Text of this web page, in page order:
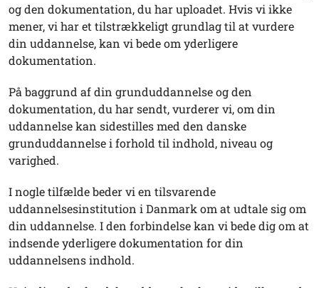
og den dokumentation, du har uploadet. Hvis vi ikke
mener, vi har et tilstrækkeligt grundlag til at vurdere
din uddannelse, kan vi bede om yderligere
dokumentation.
På baggrund af din grunduddannelse og den
dokumentation, du har sendt, vurderer vi, om din
uddannelse kan sidestilles med den danske
grunduddannelse i forhold til indhold, niveau og
varighed.
I nogle tilfælde beder vi en tilsvarende
uddannelsesinstitution i Danmark om at udtale sig om
din uddannelse. I den forbindelse kan vi bede dig om at
indsende yderligere dokumentation for din
uddannelsens indhold.